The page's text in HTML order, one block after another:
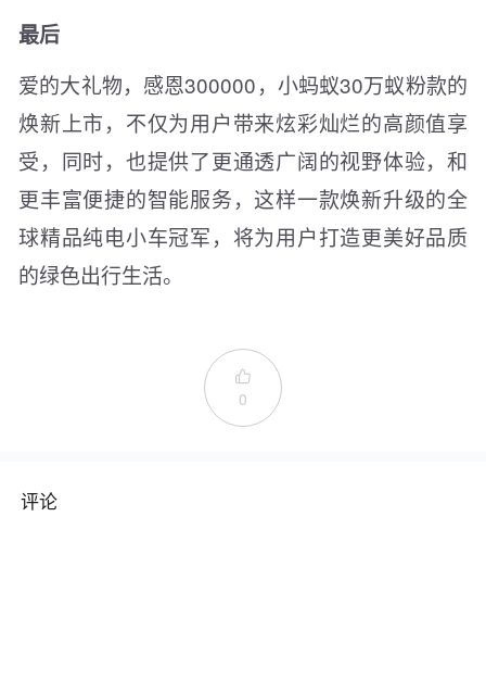
最后
爱的大礼物，感恩300000，小蚂蚁30万蚁粉款的
焕新上市，不仅为用户带来炫彩灿烂的高颜值享
受，同时，也提供了更通透广阔的视野体验，和
更丰富便捷的智能服务，这样一款焕新升级的全
球精品纯电小车冠军，将为用户打造更美好品质
的绿色出行生活。

0
评论